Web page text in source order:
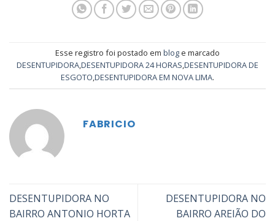
Esse registro foi postado em blog e marcado
DESENTUPIDORA,DESENTUPIDORA 24 HORAS,DESENTUPIDORA DE
ESGOTO,DESENTUPIDORA EM NOVA LIMA.
FABRICIO
DESENTUPIDORA NO
BAIRRO ANTONIO HORTA
DESENTUPIDORA NO
BAIRRO AREIÃO DO